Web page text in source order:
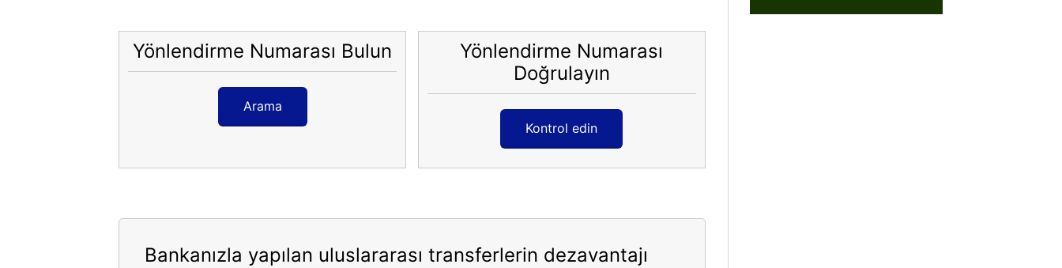
Yönlendirme Numarası Bulun
Arama
Yönlendirme Numarası
Doğrulayın
Kontrol edin
Bankanızla yapılan uluslararası transferlerin dezavantajı